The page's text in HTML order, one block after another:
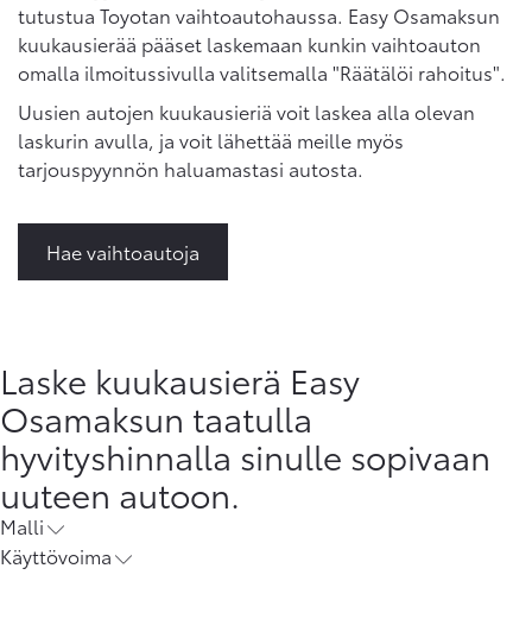
tutustua Toyotan vaihtoautohaussa. Easy Osamaksun
kuukausierää pääset laskemaan kunkin vaihtoauton
omalla ilmoitussivulla valitsemalla "Räätälöi rahoitus".
Uusien autojen kuukausieriä voit laskea alla olevan
laskurin avulla, ja voit lähettää meille myös
tarjouspyynnön haluamastasi autosta.
Hae vaihtoautoja
Laske kuukausierä Easy
Osamaksun taatulla
hyvityshinnalla sinulle sopivaan
uuteen autoon.
Malli
Käyttövoima